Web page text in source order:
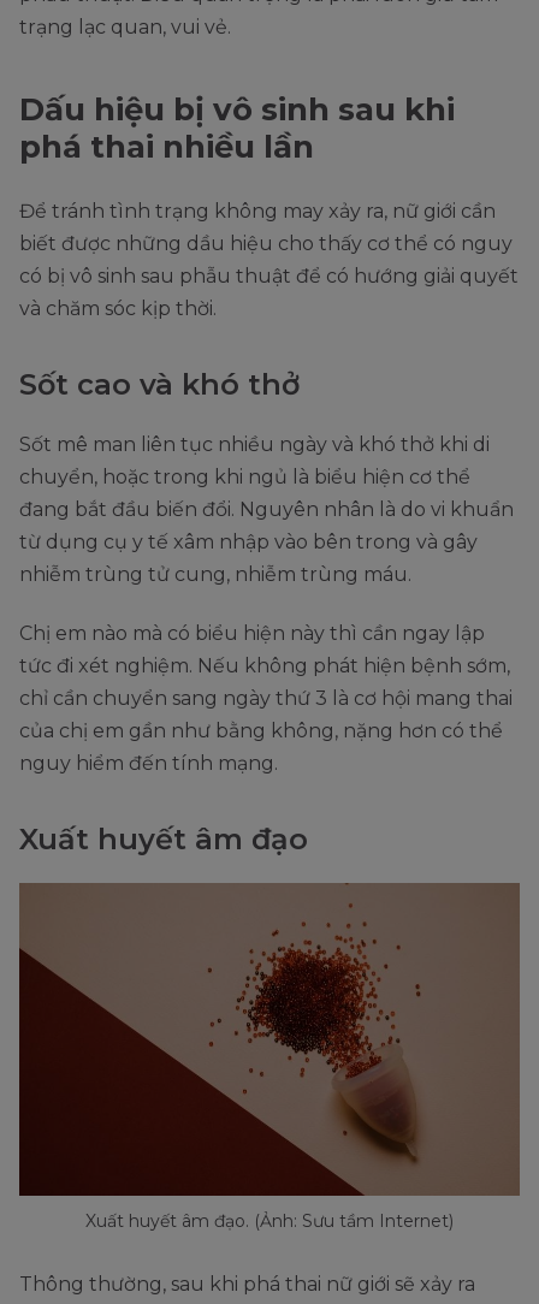
trạng lạc quan, vui vẻ.
Dấu hiệu bị vô sinh sau khi
phá thai nhiều lần
Để tránh tình trạng không may xảy ra, nữ giới cần
biết được những dầu hiệu cho thấy cơ thể có nguy
có bị vô sinh sau phẫu thuật để có hướng giải quyết
và chăm sóc kịp thời.
Sốt cao và khó thở
Sốt mê man liên tục nhiều ngày và khó thở khi di
chuyển, hoặc trong khi ngủ là biểu hiện cơ thể
đang bắt đầu biến đổi. Nguyên nhân là do vi khuẩn
từ dụng cụ y tế xâm nhập vào bên trong và gây
nhiễm trùng tử cung, nhiễm trùng máu.
Chị em nào mà có biểu hiện này thì cần ngay lập
tức đi xét nghiệm. Nếu không phát hiện bệnh sớm,
chỉ cần chuyển sang ngày thứ 3 là cơ hội mang thai
của chị em gần như bằng không, nặng hơn có thể
nguy hiểm đến tính mạng.
Xuất huyết âm đạo
Xuất huyết âm đạo. (Ảnh: Sưu tầm Internet)
Thông thường, sau khi phá thai nữ giới sẽ xảy ra